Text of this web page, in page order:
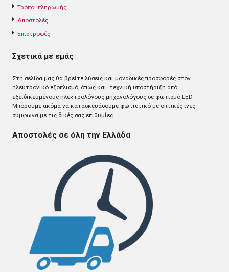
Τρόποι πληρωμής
Αποστολές
Επιστροφές
Σχετικά με εμάς
Στη σελίδα μας θα βρείτε λύσεις και μοναδικές προσφορές στον
ηλεκτρονικό εξοπλισμό, όπως και τεχνική υποστήριξη από
εξειδικευμένους ηλεκτρολόγους μηχανολόγους σε φωτισμό LED .
Mπορούμε ακόμα να κατασκευάσουμε φωτιστικό με οπτικές ίνες
σύμφωνα με τις δικές σας επιθυμίες.
Αποστολές σε όλη την Ελλάδα